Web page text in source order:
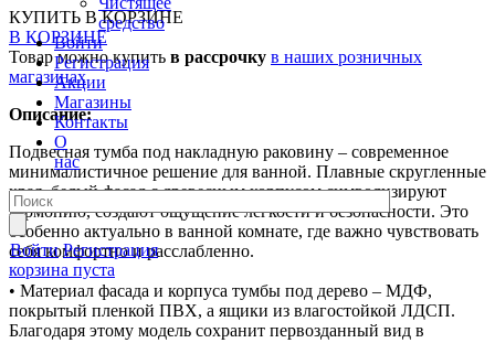
средство
Войти
Регистрация
Акции
Магазины
Контакты
О
нас
Войти Регистрация
корзина пуста
КУПИТЬ В КОРЗИНЕ
В КОРЗИНЕ
Товар можно купить в рассрочку в наших розничных
магазинах
Описание:
Подвесная тумба под накладную раковину – современное
минималистичное решение для ванной. Плавные скругленные
края, белый фасад с древесным корпусом символизируют
гармонию, создают ощущение легкости и безопасности. Это
особенно актуально в ванной комнате, где важно чувствовать
себя комфортно и расслабленно.
• Материал фасада и корпуса тумбы под дерево – МДФ,
покрытый пленкой ПВХ, а ящики из влагостойкой ЛДСП.
Благодаря этому модель сохранит первозданный вид в